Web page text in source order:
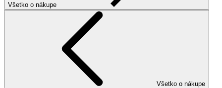
Všetko o nákupe
Všetko o nákupe